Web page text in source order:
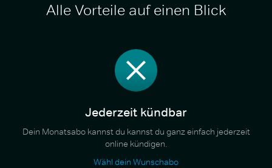
Alle Vorteile auf einen Blick
Jederzeit kündbar
Dein Monatsabo kannst du kannst du ganz einfach jederzeit
online kündigen.
Wähl dein Wunschabo